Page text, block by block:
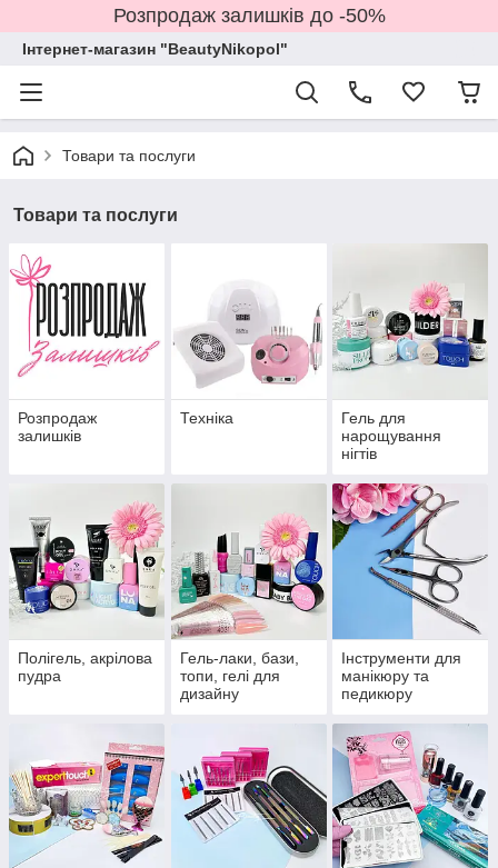
Розпродаж залишків до -50%
Інтернет-магазин "BeautyNikopol"
Товари та послуги
Товари та послуги
Розпродаж
залишків
Техніка
Гель для
нарощування
нігтів
Полігель, акрілова
пудра
Гель-лаки, бази,
топи, гелі для
дизайну
Інструменти для
манікюру та
педикюру